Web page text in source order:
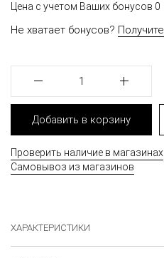
Цена с учетом Ваших бонусов 0
Не хватает бонусов? Получите
1
Добавить в корзину
Проверить наличие в магазинах
Самовывоз из магазинов
ХАРАКТЕРИСТИКИ